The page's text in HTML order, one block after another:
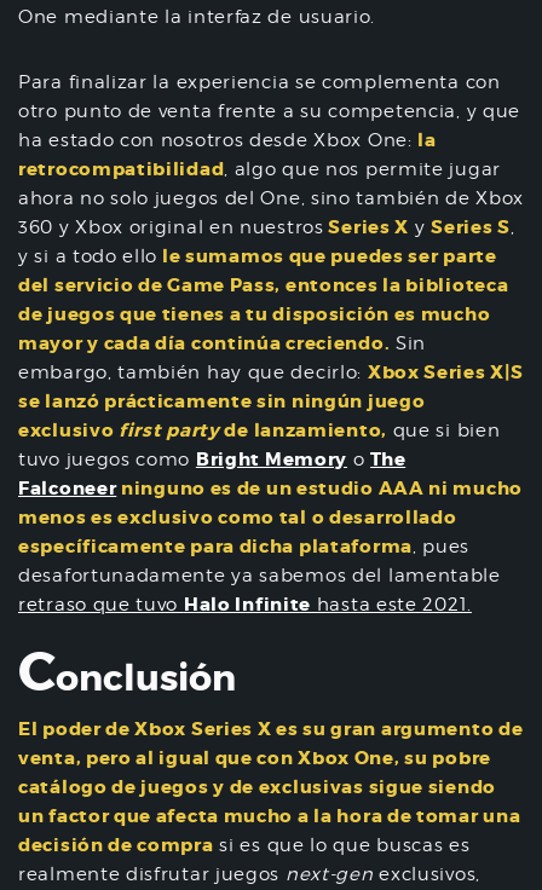
One mediante la interfaz de usuario.
Para finalizar la experiencia se complementa con
otro punto de venta frente a su competencia, y que
ha estado con nosotros desde Xbox One: la
retrocompatibilidad, algo que nos permite jugar
ahora no solo juegos del One, sino también de Xbox
360 y Xbox original en nuestros Series X ySeries S,
y si a todo ello le sumamos que puedes ser parte
del servicio de Game Pass, entonces la biblioteca
de juegos que tienes a tu disposición es mucho
mayor y cada día continúa creciendo. Sin
embargo, también hay que decirlo: Xbox Series X|S
se lanzó prácticamente sin ningún juego
exclusivo first partyde lanzamiento, que si bien
tuvo juegos como Bright Memory oThe
Falconeerninguno es de un estudio AAA ni mucho
menos es exclusivo como tal o desarrollado
específicamente para dicha plataforma, pues
desafortunadamente ya sabemos del lamentable
retraso que tuvo Halo Infinite hasta este 2021.
Conclusión
El poder de Xbox Series X es su gran argumento de
venta, pero al igual que con Xbox One, su pobre
catálogo de juegos y de exclusivas sigue siendo
un factor que afecta mucho a la hora de tomar una
decisión de compra si es que lo que buscas es
realmente disfrutar juegos next-gen exclusivos,